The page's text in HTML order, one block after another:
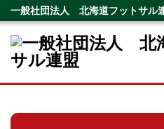
一般社団法人 北海道フットサル